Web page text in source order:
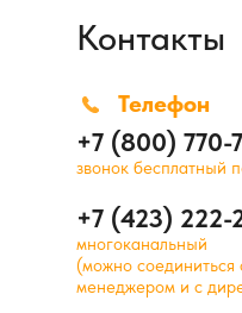
Контакты
Телефон
+7 (800) 770-
+7 (423) 222-
звонок бесплатный
многоканальный
(можно
менеджером и с